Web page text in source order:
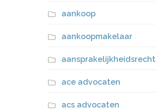
aankoop
aankoopmakelaar
aansprakelijkheidsrecht
ace advocaten
acs advocaten